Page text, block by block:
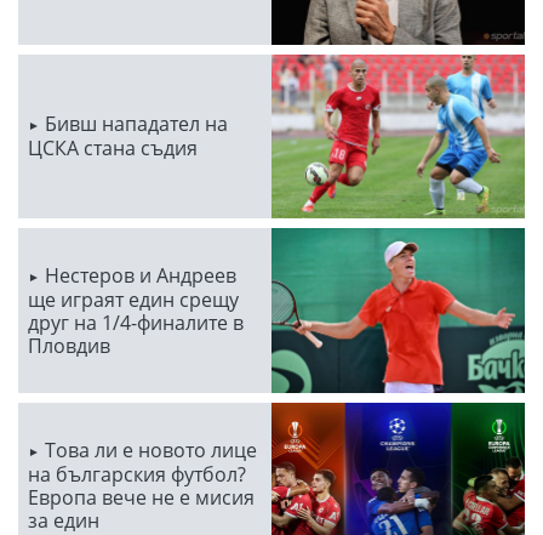
Бивш нападател на
ЦСКА стана съдия
Нестеров и Андреев
ще играят един срещу
друг на 1/4-финалите в
Пловдив
Това ли е новото лице
на българския футбол?
Европа вече не е мисия
за един